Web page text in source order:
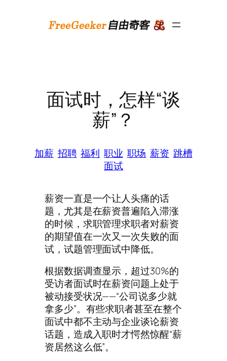
面试时，怎样“谈
薪”？
加薪 招聘 福利 职业 职场 薪资 跳槽
面试
薪资一直是一个让人头痛的话
题，尤其是在薪资普遍陷入滞涨
的时候，求职管理求职者对薪资
的期望值在一次又一次失败的面
试，试题管理面试中降低。
根据数据调查显示，超过30%的
受访者面试时在薪资问题上处于
被动接受状况——“公司说多少就
拿多少”。有些求职者甚至在整个
面试中都不主动与企业谈论薪资
话题，造成入职时才愕然惊醒“薪
资居然这么低”。